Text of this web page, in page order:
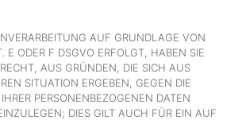
AUF GRUNDLAGE VON
E ODER F DSGVO ERFOLGT, HABEN SIE
AUS GRÜNDEN, DIE SICH AUS
SITUATION ERGEBEN, GEGEN DIE
PERSONENBEZOGENEN DATEN
DIES GILT AUCH FÜR EIN AUF